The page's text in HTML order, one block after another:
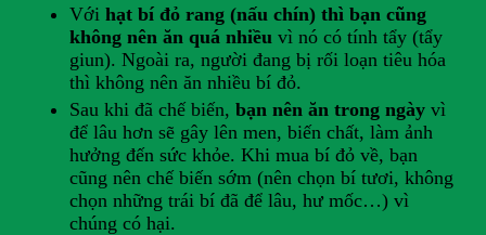
Với hạt bí đỏ rang (nấu chín) thì bạn cũng
không nên ăn quá nhiềuvì nó có tính tẩy (tẩy
giun). Ngoài ra, người đang bị rối loạn tiêu hóa
thì không nên ăn nhiều bí đỏ.
Sau khi đã chế biến, bạn nên ăn trong ngàyvì
để lâu hơn sẽ gây lên men, biến chất, làm ảnh
hưởng đến sức khỏe. Khi mua bí đỏ về, bạn
cũng nên chế biến sớm (nên chọn bí tươi, không
chọn những trái bí đã để lâu, hư mốc…) vì
chúng có hại.